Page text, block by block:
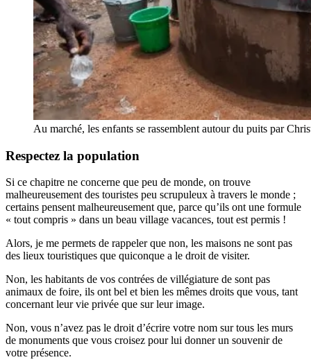
Au marché, les enfants se rassemblent autour du puits par
Respectez la population
Si ce chapitre ne concerne que peu de monde, on trouve
malheureusement des touristes peu scrupuleux à travers le monde ;
certains pensent malheureusement que, parce qu’ils ont une formule
« tout compris » dans un beau village vacances, tout est permis !
Alors, je me permets de rappeler que non, les maisons ne sont pas
des lieux touristiques que quiconque a le droit de visiter.
Non, les habitants de vos contrées de villégiature de sont pas
animaux de foire, ils ont bel et bien les mêmes droits que vous, tant
concernant leur vie privée que sur leur image.
Non, vous n’avez pas le droit d’écrire votre nom sur tous les murs
de monuments que vous croisez pour lui donner un souvenir de
votre présence.